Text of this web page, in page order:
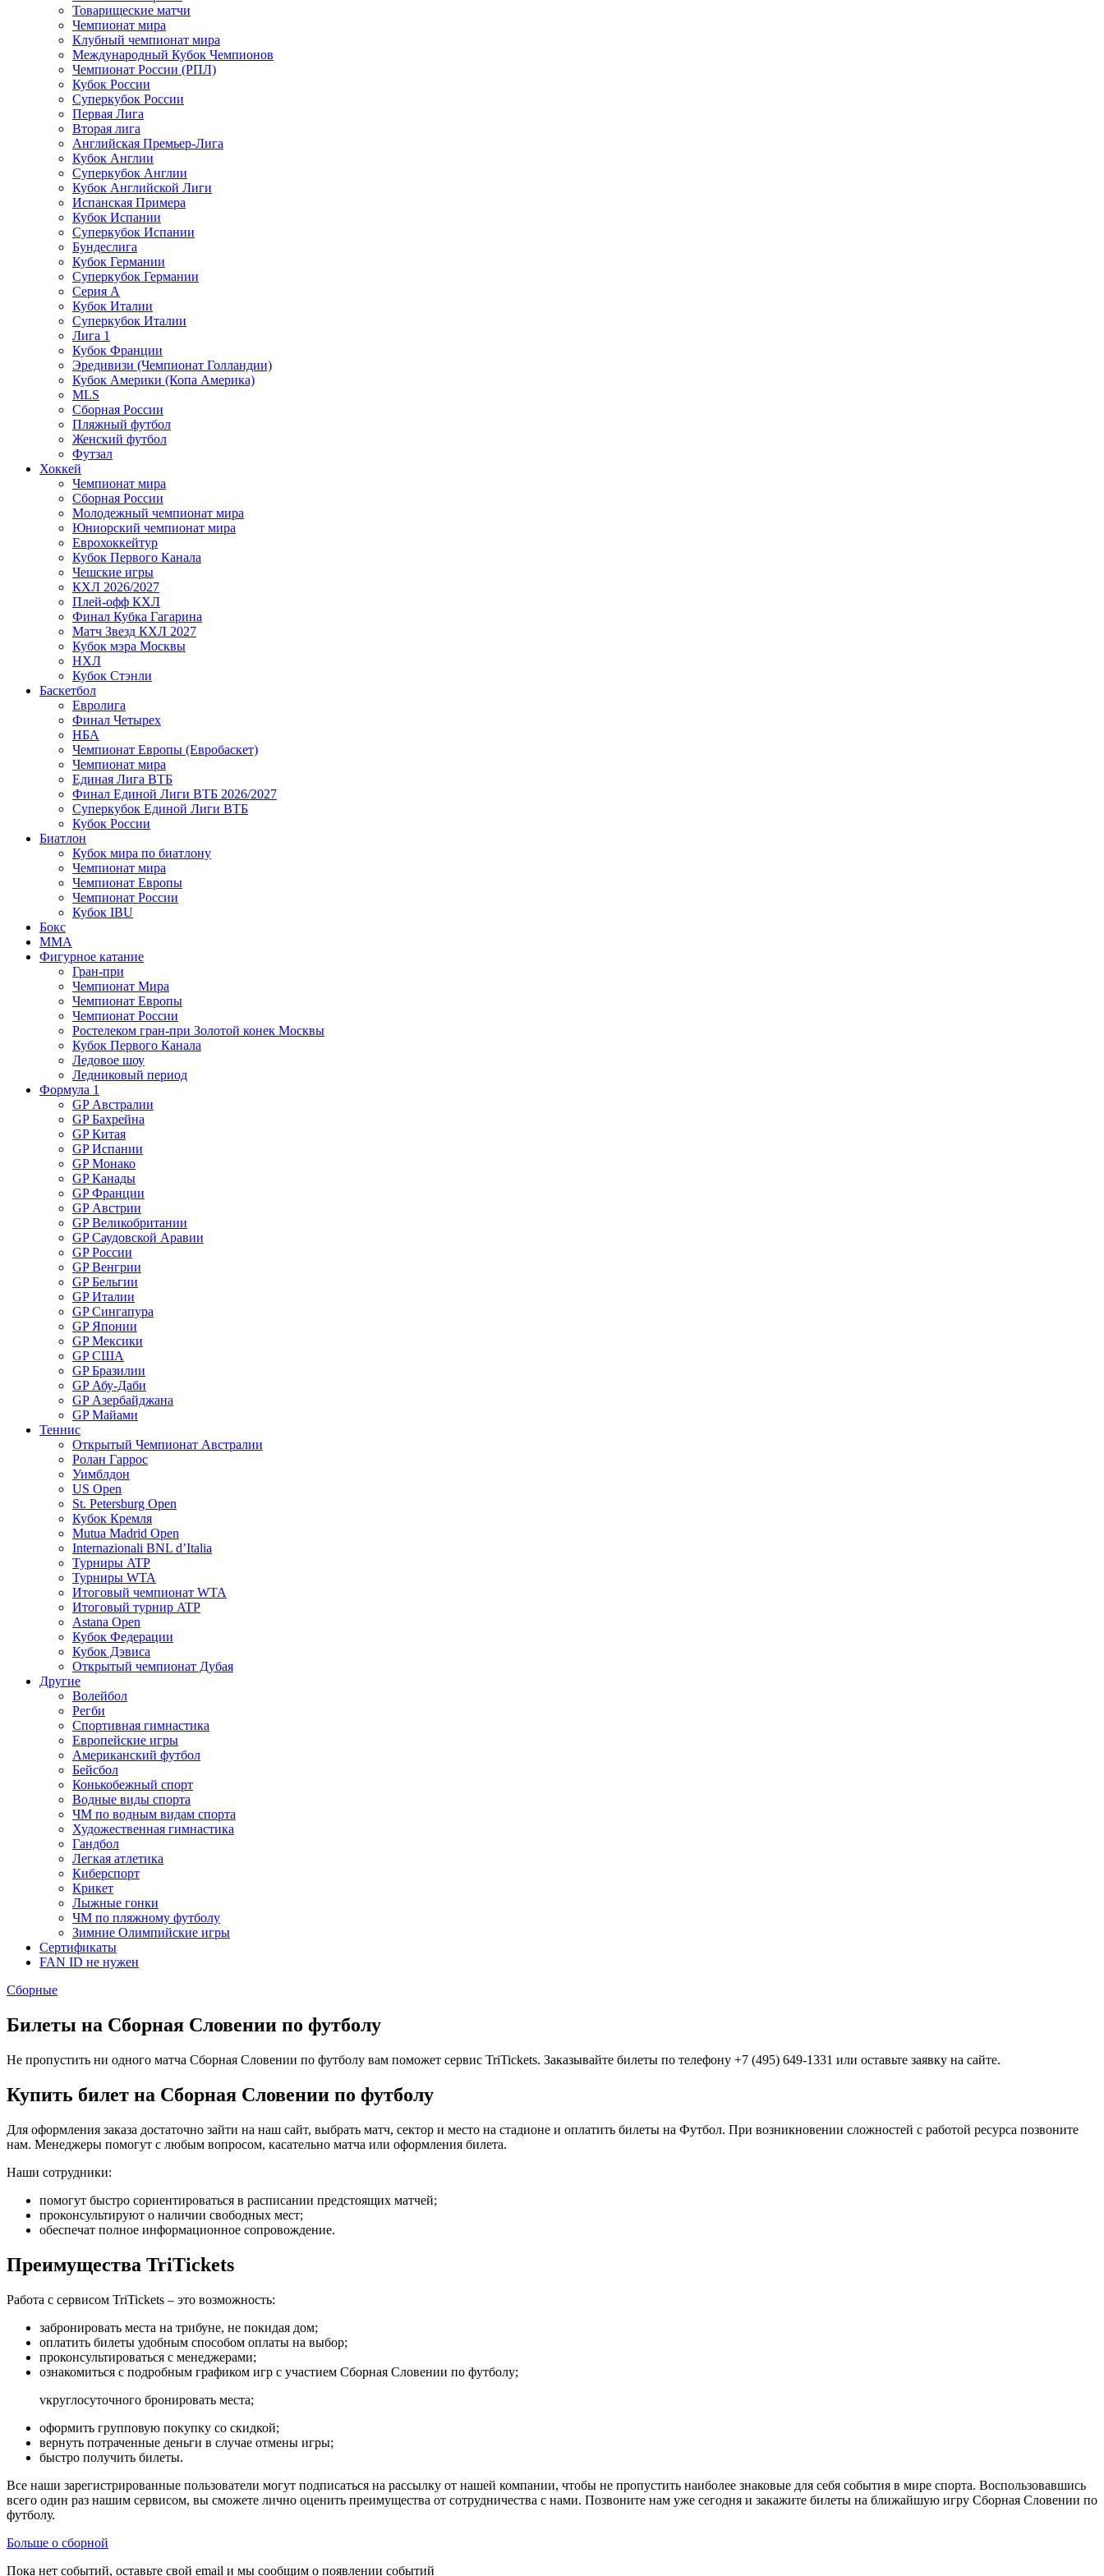
Товарищеские матчи
Чемпионат мира
Клубный чемпионат мира
Международный Кубок Чемпионов
Чемпионат России (РПЛ)
Кубок России
Суперкубок России
Первая Лига
Вторая лига
Английская Премьер-Лига
Кубок Англии
Суперкубок Англии
Кубок Английской Лиги
Испанская Примера
Кубок Испании
Суперкубок Испании
Бундеслига
Кубок Германии
Суперкубок Германии
Серия А
Кубок Италии
Суперкубок Италии
Лига 1
Кубок Франции
Эредивизи (Чемпионат Голландии)
Кубок Америки (Копа Америка)
MLS
Сборная России
Пляжный футбол
Женский футбол
Футзал
Хоккей
Чемпионат мира
Сборная России
Молодежный чемпионат мира
Юниорский чемпионат мира
Еврохоккейтур
Кубок Первого Канала
Чешские игры
КХЛ 2026/2027
Плей-офф КХЛ
Финал Кубка Гагарина
Матч Звезд КХЛ 2027
Кубок мэра Москвы
НХЛ
Кубок Стэнли
Баскетбол
Евролига
Финал Четырех
НБА
Чемпионат Европы (Евробаскет)
Чемпионат мира
Единая Лига ВТБ
Финал Единой Лиги ВТБ 2026/2027
Суперкубок Единой Лиги ВТБ
Кубок России
Биатлон
Кубок мира по биатлону
Чемпионат мира
Чемпионат Европы
Чемпионат России
Кубок IBU
Бокс
MMA
Фигурное катание
Гран-при
Чемпионат Мира
Чемпионат Европы
Чемпионат России
Ростелеком гран-при Золотой конек Москвы
Кубок Первого Канала
Ледовое шоу
Ледниковый период
Формула 1
GP Австралии
GP Бахрейна
GP Китая
GP Испании
GP Монако
GP Канады
GP Франции
GP Австрии
GP Великобритании
GP Саудовской Аравии
GP России
GP Венгрии
GP Бельгии
GP Италии
GP Сингапура
GP Японии
GP Мексики
GP США
GP Бразилии
GP Абу-Даби
GP Азербайджана
GP Майами
Теннис
Открытый Чемпионат Австралии
Ролан Гаррос
Уимблдон
US Open
St. Petersburg Open
Кубок Кремля
Mutua Madrid Open
Internazionali BNL d’Italia
Турниры ATP
Турниры WTA
Итоговый чемпионат WTA
Итоговый турнир ATP
Astana Open
Кубок Федерации
Кубок Дэвиса
Открытый чемпионат Дубая
Другие
Волейбол
Регби
Спортивная гимнастика
Европейские игры
Американский футбол
Бейсбол
Конькобежный спорт
Водные виды спорта
ЧМ по водным видам спорта
Художественная гимнастика
Гандбол
Легкая атлетика
Киберспорт
Крикет
Лыжные гонки
ЧМ по пляжному футболу
Зимние Олимпийские игры
Сертификаты
FAN ID не нужен
Сборные
Билеты на Сборная Словении по футболу
Не пропустить ни одного матча Сборная Словении по футболу вам поможет сервис TriTickets. Заказывайте билеты по телефону +7 (495) 649-1331 или оставьте заявку на сайте.
Купить билет на Сборная Словении по футболу
Для оформления заказа достаточно зайти на наш сайт, выбрать матч, сектор и место на стадионе и оплатить билеты на Футбол. При возникновении сложностей с работой ресурса позвоните
нам. Менеджеры помогут с любым вопросом, касательно матча или оформления билета.
Наши сотрудники:
помогут быстро сориентироваться в расписании предстоящих матчей;
проконсультируют о наличии свободных мест;
обеспечат полное информационное сопровождение.
Преимущества TriTickets
Работа с сервисом TriTickets – это возможность:
забронировать места на трибуне, не покидая дом;
оплатить билеты удобным способом оплаты на выбор;
проконсультироваться с менеджерами;
ознакомиться с подробным графиком игр с участием Сборная Словении по футболу;
vкруглосуточного бронировать места;
оформить групповую покупку со скидкой;
вернуть потраченные деньги в случае отмены игры;
быстро получить билеты.
Все наши зарегистрированные пользователи могут подписаться на рассылку от нашей компании, чтобы не пропустить наиболее знаковые для себя события в мире спорта. Воспользовавшись
всего один раз нашим сервисом, вы сможете лично оценить преимущества от сотрудничества с нами. Позвоните нам уже сегодня и закажите билеты на ближайшую игру Сборная Словении по
футболу.
Больше о сборной
Пока нет событий, оставьте свой email и мы сообщим о появлении событий